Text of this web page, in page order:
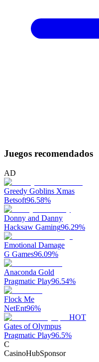
Juegos recomendados
AD
Greedy Goblins Xmas
Betsoft96.58%
Donny and Danny
Hacksaw Gaming96.29%
Emotional Damage
G Games96.09%
Anaconda Gold
Pragmatic Play96.54%
Flock Me
NetEnt96%
HOT
Gates of Olympus
Pragmatic Play96.5%
C
CasinoHubSponsor